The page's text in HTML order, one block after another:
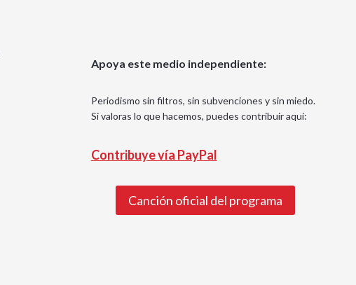
Apoya este medio independiente:
Periodismo sin filtros, sin subvenciones y sin miedo.
Si valoras lo que hacemos, puedes contribuir aquí:
Contribuye vía PayPal
Canción oficial del programa